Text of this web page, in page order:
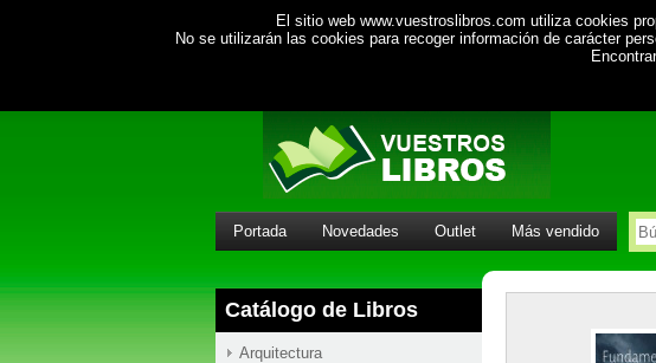
El sitio web www.vuestroslibros.com utiliza cookies
No se utilizarán las cookies para recoger información de carácter
Portada Novedades Outlet Más vendido
Catálogo de Libros
Arquitectura